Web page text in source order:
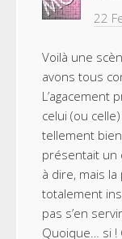
22
Voilà une
avons tous
L’agacement
celui (ou
tellement
présentait un
à dire, mais
totalement
pas s’en
Quoique… si !